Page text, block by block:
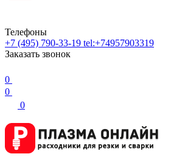
Телефоны
+7 (495) 790-33-19 tel:+74957903319
Заказать звонок
0
0
0